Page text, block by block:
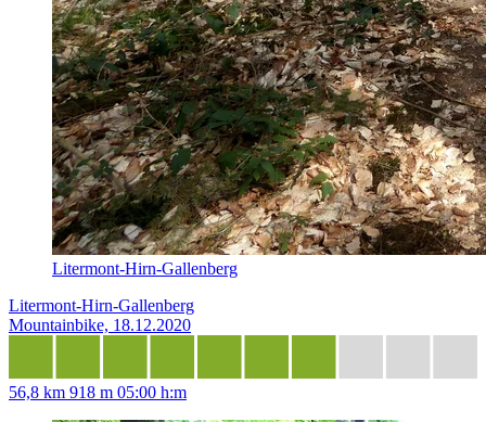
Litermont-Hirn-Gallenberg
Litermont-Hirn-Gallenberg
Mountainbike, 18.12.2020
56,8 km 918 m 05:00 h:m